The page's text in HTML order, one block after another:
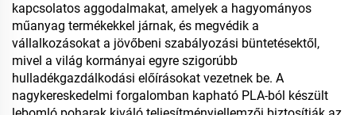
kapcsolatos aggodalmakat, amelyek a hagyományos
műanyag termékekkel járnak, és megvédik a
vállalkozásokat a jövőbeni szabályozási büntetésektől,
mivel a világ kormányai egyre szigorúbb
hulladékgazdálkodási előírásokat vezetnek be. A
nagykereskedelmi forgalomban kapható PLA-ból készült